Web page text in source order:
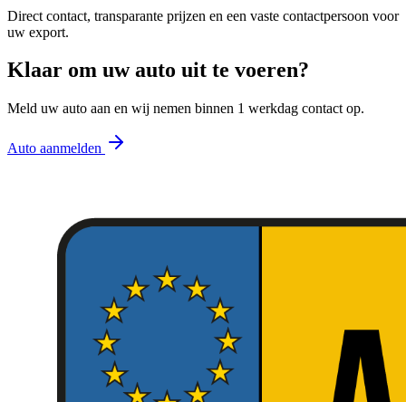
Direct contact, transparante prijzen en een vaste contactpersoon voor
uw export.
Klaar om uw auto uit te voeren?
Meld uw auto aan en wij nemen binnen 1 werkdag contact op.
Auto aanmelden